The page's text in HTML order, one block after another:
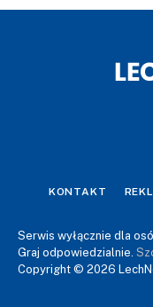
KONTAKT
Serwis wyłącznie dla
Graj odpowiedzialnie.
Copyright © 2026